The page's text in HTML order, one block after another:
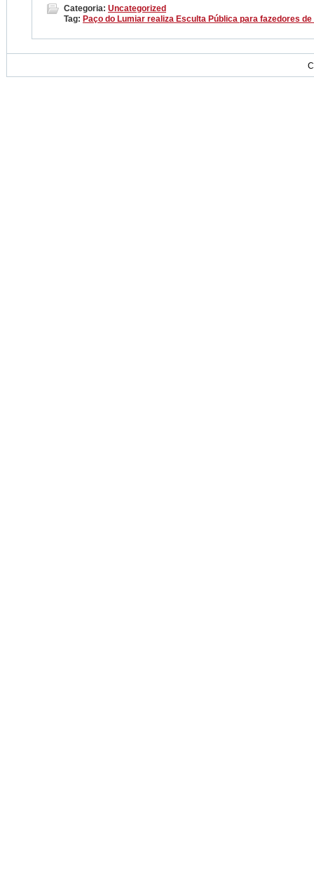
Categoria: Uncategorized
Tag: Paço do Lumiar realiza Esculta Pública para fazedores